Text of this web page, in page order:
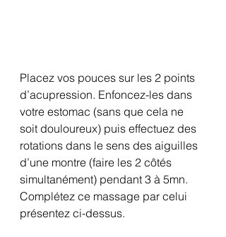
Placez vos pouces sur les 2 points
d’acupression. Enfoncez-les dans
votre estomac (sans que cela ne
soit douloureux) puis effectuez des
rotations dans le sens des aiguilles
d’une montre (faire les 2 côtés
simultanément) pendant 3 à 5mn.
Complétez ce massage par celui
présentez ci-dessus.